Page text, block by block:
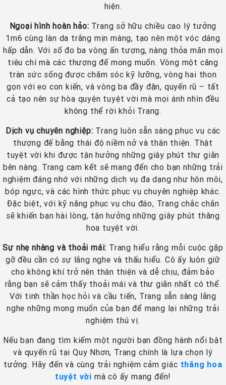
hiện.
Ngoại hình hoàn hảo: Trang sở hữu chiều cao lý tưởng
1m6 cùng làn da trắng mịn màng, tạo nên một vóc dáng
hấp dẫn. Với số đo ba vòng ấn tượng, nàng thỏa mãn mọi
tiêu chí mà các thượng đế mong muốn. Vòng một căng
tràn sức sống được chăm sóc kỹ lưỡng, vòng hai thon
gọn với eo con kiến, và vòng ba đầy đặn, quyến rũ – tất
cả tạo nên sự hòa quyện tuyệt vời mà mọi ánh nhìn đều
không thể rời khỏi Trang.
Dịch vụ chuyên nghiệp: Trang luôn sẵn sàng phục vụ các
thượng đế bằng thái độ niềm nở và thân thiện. Thật
tuyệt vời khi được tận hưởng những giây phút thư giãn
bên nàng. Trang cam kết sẽ mang đến cho bạn những trải
nghiệm đáng nhớ với những dịch vụ đa dạng như hôn môi,
bóp ngực, và các hình thức phục vụ chuyên nghiệp khác.
Đặc biệt, với kỹ năng phục vụ chu đáo, Trang chắc chắn
sẽ khiến bạn hài lòng, tận hưởng những giây phút thăng
hoa tuyệt vời.
Sự nhẹ nhàng và thoải mái: Trang hiểu rằng mỗi cuộc gặp
gỡ đều cần có sự lắng nghe và thấu hiểu. Cô ấy luôn giữ
cho không khí trở nên thân thiện và dễ chịu, đảm bảo
rằng bạn sẽ cảm thấy thoải mái và thư giãn nhất có thể.
Với tinh thần học hỏi và cầu tiến, Trang sẵn sàng lắng
nghe những mong muốn của bạn để mang lại những trải
nghiệm thú vị.
Nếu bạn đang tìm kiếm một người bạn đồng hành nổi bật
và quyến rũ tại Quy Nhơn, Trang chính là lựa chọn lý
tưởng. Hãy đến và cùng trải nghiệm cảm giác thăng hoa
tuyệt vời mà cô ấy mang đến!